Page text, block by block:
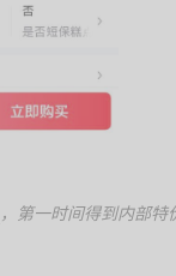
，第一时间得到内部特